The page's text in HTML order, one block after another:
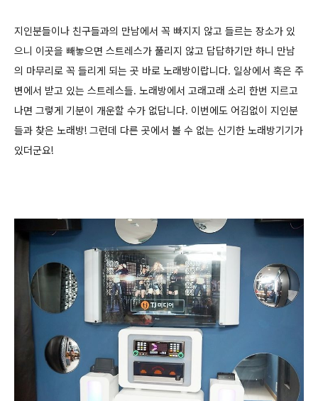
지인분들이나 친구들과의 만남에서 꼭 빠지지 않고 들르는 장소가 있
으니 이곳을 빼놓으면 스트레스가 풀리지 않고 답답하기만 하니 만남
의 마무리로 꼭 들리게 되는 곳 바로 노래방이랍니다. 일상에서 혹은 주
변에서 받고 있는 스트레스들. 노래방에서 고래고래 소리 한번 지르고
나면 그렇게 기분이 개운할 수가 없답니다. 이번에도 어김없이 지인분
들과 찾은 노래방! 그런데 다른 곳에서 볼 수 없는 신기한 노래방기기가
있더군요!